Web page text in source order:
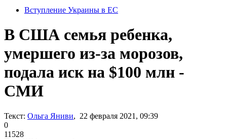
Вступление Украины в ЕС
В США семья ребенка,
умершего из-за морозов,
подала иск на $100 млн -
СМИ
Текст: Ольга Яниви, 22 февраля 2021, 09:39
0
11528